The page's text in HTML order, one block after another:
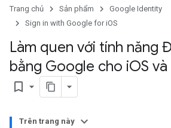
Trang chủ Sản phẩm
Google Identity
Sign in with Google for iOS
Làm quen với tính năng
bằng Google cho iOS
bookmark_border
Trên trang này